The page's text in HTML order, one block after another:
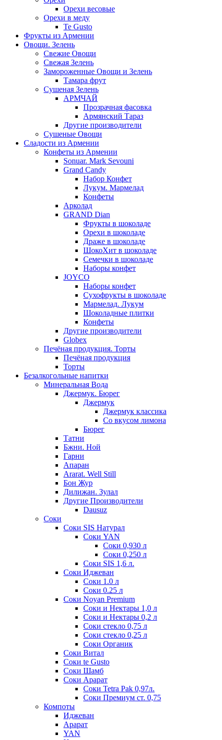
Орехи весовые
Орехи в меду
Te Gusto
Фрукты из Армении
Овощи. Зелень
Свежие Овощи
Свежая Зелень
Замороженные Овощи и Зелень
Тамара фрут
Сушеная Зелень
АРМЧАЙ
Прозрачная фасовка
Армянский Тараз
Другие производители
Сушеные Овощи
Сладости из Армении
Конфеты из Армении
Sonuar. Mark Sevouni
Grand Candy
Набор Конфет
Лукум. Мармелад
Конфеты
Арколад
GRAND Dian
Фрукты в шоколаде
Орехи в шоколаде
Драже в шоколаде
ШокоХит в шоколаде
Семечки в шоколаде
Наборы конфет
JOYCO
Наборы конфет
Сухофрукты в шоколаде
Мармелад. Лукум
Шоколадные плитки
Конфеты
Другие производители
Globex
Печёная продукция. Торты
Печёная продукция
Торты
Безалкогольные напитки
Минеральная Вода
Джермук. Бюрег
Джермук
Джермук классика
Со вкусом лимона
Бюрег
Татни
Бжни. Ной
Гарни
Апаран
Ararat. Well Still
Бон Жур
Дилижан. Зулал
Другие Производители
Dausuz
Соки
Соки SIS Натурал
Соки YAN
Соки 0,930 л
Соки 0,250 л
Соки SIS 1,6 л.
Соки Иджеван
Соки 1.0 л
Соки 0.25 л
Соки Noyan Premium
Соки и Нектары 1,0 л
Соки и Нектары 0,2 л
Соки стекло 0,75 л
Соки стекло 0,25 л
Соки Органик
Соки Витал
Соки te Gusto
Соки Шамб
Соки Арарат
Соки Tetra Pak 0,97л.
Соки Премиум ст. 0,75
Компоты
Иджеван
Арарат
YAN